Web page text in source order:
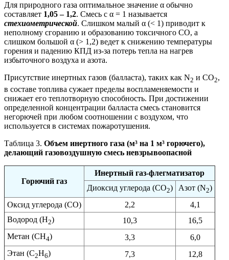
Для природного газа оптимальное значение α обычно
составляет 1,05 – 1,2. Смесь с α = 1 называется
стехиометрической. Слишком малый α (< 1) приводит к
неполному сгоранию и образованию токсичного CO, а
слишком большой α (> 1,2) ведет к снижению температуры
горения и падению КПД из-за потерь тепла на нагрев
избыточного воздуха и азота.
Присутствие инертных газов (балласта), таких как N2 и СО2,
в составе топлива сужает пределы воспламеняемости и
снижает его теплотворную способность. При достижении
определенной концентрации балласта смесь становится
негорючей при любом соотношении с воздухом, что
используется в системах пожаротушения.
Таблица 3. Объем инертного газа (м³ на 1 м³ горючего),
делающий газовоздушную смесь невзрывоопасной
Горючий газ
Инертный газ-флегматизатор
Диоксид углерода (CO2) Азот (N2)
Оксид углерода (CO)
2,2
4,1
Водород (H2) 10,3
16,5
Метан (CH4) 3,3
6,0
Этан (C2H6) 7,3 12,8